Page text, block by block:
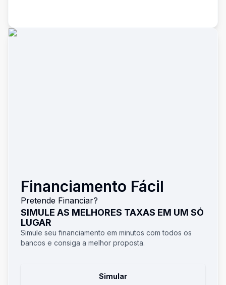
Financiamento Fácil
Pretende Financiar?
SIMULE AS MELHORES TAXAS EM UM SÓ
LUGAR
Simule seu financiamento em minutos com todos os
bancos e consiga a melhor proposta.
Simular